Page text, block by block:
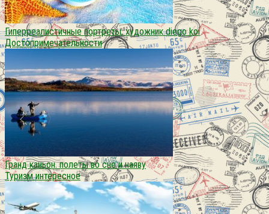
Гиперреалистичные портреты, художник diego koi
Достопримечательности
Гранд каньoн. полеты во сне и наяву
Туризм интересное